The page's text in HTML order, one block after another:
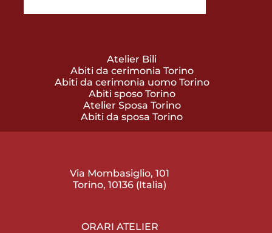
Atelier Bili
Abiti da cerimonia Torino
Abiti da cerimonia uomo Torino
Abiti sposo Torino
Atelier Sposa Torino
Abiti da sposa Torino
Via Mombasiglio, 101
Torino, 10136 (Italia)
ORARI ATELIER